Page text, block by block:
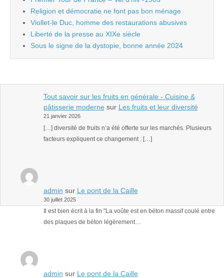
Religion et démocratie ne font pas bon ménage
Viollet-le Duc, homme des restaurations abusives
Liberté de la presse au XIXe siècle
Sous le signe de la dystopie, bonne année 2024
Tout savoir sur les fruits en générale - Cuisine &
pâtisserie modernesur Les fruits et leur diversité
21 janvier 2026
[…] diversité de fruits n’a été offerte sur les marchés. Plusieurs
facteurs expliquent ce changement : […]
admin sur Le pont de la Caille
30 juillet 2025
Il est bien écrit à la fin "La voûte est en béton massif coulé entre
des plaques de béton légèrement…
admin sur Le pont de la Caille